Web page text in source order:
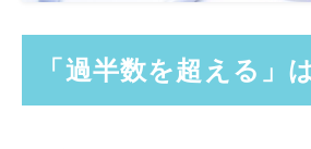
「過半数を超える」